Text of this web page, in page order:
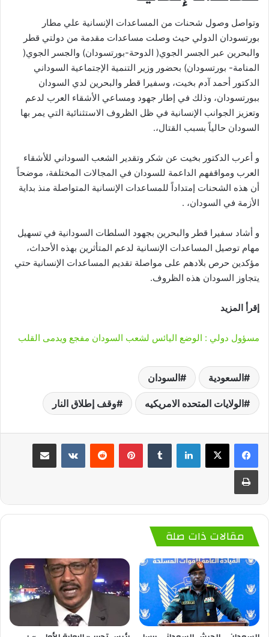
وتواصل وصول شحنات من المساعدات الإنسانية علي مطار
بورتسودان الدولي حيث وصلت مساعدات مقدمة من دولتي قطر
والبحرين عبر الجسر الجوي( الدوحة-بورتسودان) والجسر الجوي(
المنامة- بورتسودان) بحضور وزير التنمية الإجتماعية السوداني
الدكتور أحمد آدم بخيت، وسفيرا قطر والبحرين لدي السودان
ببورتسودان، وذلك في إطار جهود ومساعي الأشقاء العرب لدعم
وتعزيز الجوانب الإنسانية في ظل الظروف الاستثنائية التي يمر بها
السودان حالياً بسبب القتال،.
و أعرب الدكتور بخيت عن شكر وتقدير الشعب السوداني للأشقاء
العرب ومواقفهم الداعمة للسودان في المجالات المختلفة، موضحاً
أن هذه الشحنات إمتداداً للمساعدات الإنسانية المتواصلة منذ بداية
الأزمة في السودان، .
و أشاد سفيرا قطر والبحرين بجهود السلطات السودانية في تسهيل
مهام توصيل المساعدات الإنسانية لدعم المتأثرين بهذه الأحداث،
مؤكدين حرص بلادهم على مواصلة تقديم المساعدات الإنسانية حتي
يتجاوز السودان هذه الظروف.
إقرأ المزيد
مسؤول دولي : الوضع اليائس لشعب السودان مفجع ويدمى القلب
السعودية السودان
الولايات المتحده الامريكيه وقف إطلاق النار
لينكدإن بينتيريست
مقالات ذات صلة